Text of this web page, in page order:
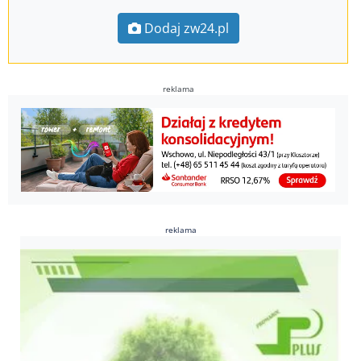
Dodaj zw24.pl
reklama
reklama